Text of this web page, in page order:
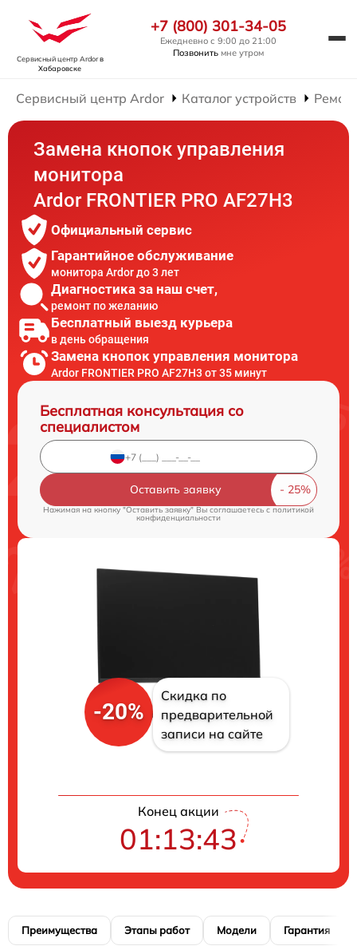
Сервисный центр Ardorв
Хабаровске
+7 (800) 301-34-05
Ежедневно с 9:00 до 21:00
Позвонить мне утром
Сервисный центр Ardor Каталог устройств
Замена кнопок управления
монитора
Ardor FRONTIER PRO AF27H3
Официальный сервис
Гарантийное обслуживание
монитора Ardor до 3 лет
Диагностика за наш счет,
ремонт по желанию
Бесплатный выезд курьера
в день обращения
Замена кнопок управления монитора
Ardor FRONTIER PRO AF27H3 от 35 минут
Бесплатная консультация со
специалистом
Оставить заявку
Нажимая на кнопку "Оставить заявку" Вы соглашаетесь cполитикой
конфиденциальности
-20%
Скидка по
предварительной
записи на сайте
Конец акции
01:13:42
Преимущества Этапы работ Модели Гарантия